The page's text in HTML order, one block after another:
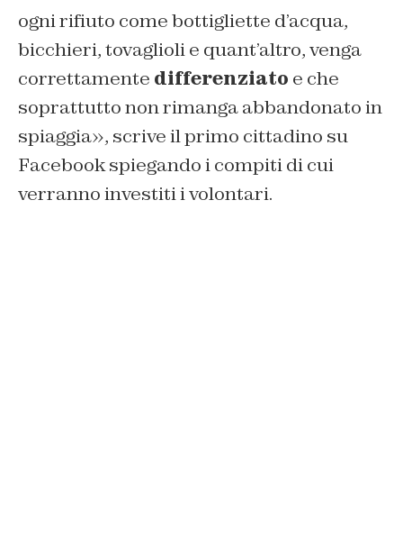
ogni rifiuto come bottigliette d’acqua,
bicchieri, tovaglioli e quant’altro, venga
correttamente differenziato e che
soprattutto non rimanga abbandonato in
spiaggia», scrive il primo cittadino su
Facebook spiegando i compiti di cui
verranno investiti i volontari.